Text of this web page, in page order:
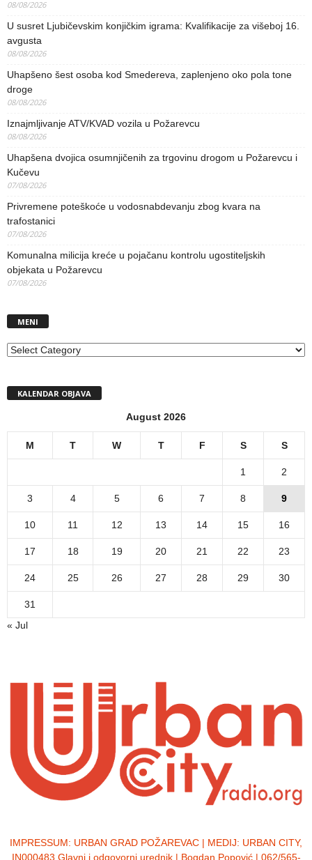
08/08/2026
U susret Ljubičevskim konjičkim igrama: Kvalifikacije za višeboj 16.
avgusta
08/08/2026
Uhapšeno šest osoba kod Smedereva, zaplenjeno oko pola tone
droge
08/08/2026
Iznajmljivanje ATV/KVAD vozila u Požarevcu
08/08/2026
Uhapšena dvojica osumnjičenih za trgovinu drogom u Požarevcu i
Kučevu
07/08/2026
Privremene poteškoće u vodosnabdevanju zbog kvara na
trafostanici
07/08/2026
Komunalna milicija kreće u pojačanu kontrolu ugostiteljskih
objekata u Požarevcu
07/08/2026
MENI
MENI
KALENDAR OBJAVA
August 2026
M T W T F S S
1 2
3 4 5 6 7 8 9
10 11 12 13 14 15 16
17 18 19 20 21 22 23
24 25 26 27 28 29 30
31
« Jul
IMPRESSUM: URBAN GRAD POŽAREVAC | MEDIJ: URBAN CITY,
IN000483 Glavni i odgovorni urednik | Bogdan Popović | 062/565-